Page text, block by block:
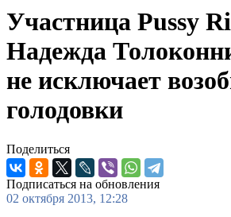
Участница Pussy
Надежда
не исключает
голодовки
Поделиться
Подписаться на обновления
02 октября 2013, 12:28